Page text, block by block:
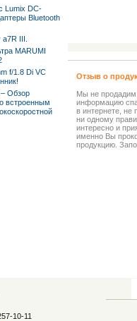
Lumix DC-
Bluetooth
III.
MARUMI
f/1.8 Di VC
Обзор
встроенным
Отзыв о
Мы не
информацию
в интернете, не
ни одному
интересно и
именно Вы
продукцию.
10-11